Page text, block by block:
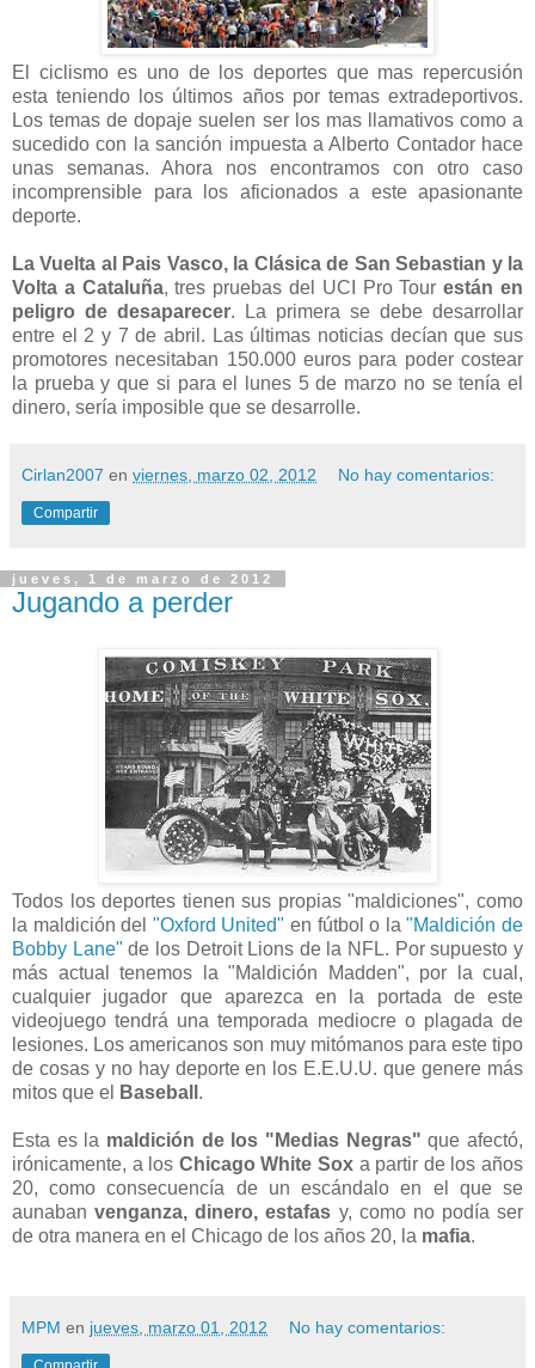
El ciclismo es uno de los deportes que mas repercusión
esta teniendo los últimos años por temas extradeportivos.
Los temas de dopaje suelen ser los mas llamativos como a
sucedido con la sanción impuesta a Alberto Contador hace
unas semanas. Ahora nos encontramos con otro caso
incomprensible para los aficionados a este apasionante
deporte.
La Vuelta al Pais Vasco, la Clásica de San Sebastian y la
Volta a Cataluña, tres pruebas del UCI Pro Tourestán en
peligro de desaparecer. La primera se debe desarrollar
entre el 2 y 7 de abril. Las últimas noticias decían que sus
promotores necesitaban 150.000 euros para poder costear
la prueba y que si para el lunes 5 de marzo no se tenía el
dinero, sería imposible que se desarrolle.
Cirlan2007 en viernes, marzo 02, 2012 No hay comentarios:
Compartir
jueves, 1 de marzo de 2012
Jugando a perder
Todos los deportes tienen sus propias "maldiciones", como
la maldición del "Oxford United" en fútbol o la"Maldición de
Bobby Lane" de los Detroit Lions de la NFL. Por supuesto y
más actual tenemos la "Maldición Madden", por la cual,
cualquier jugador que aparezca en la portada de este
videojuego tendrá una temporada mediocre o plagada de
lesiones. Los americanos son muy mitómanos para este tipo
de cosas y no hay deporte en los E.E.U.U. que genere más
mitos que el
Baseball .
Esta es la maldición de los "Medias Negras" que afectó,
irónicamente, a los Chicago White Sox a partir de los años
20, como consecuencía de un escándalo en el que se
aunabanvenganza, dinero, estafas y, como no podía ser
de otra manera en el Chicago de los años 20, la mafia.
MPM en jueves, marzo 01, 2012 No hay comentarios: